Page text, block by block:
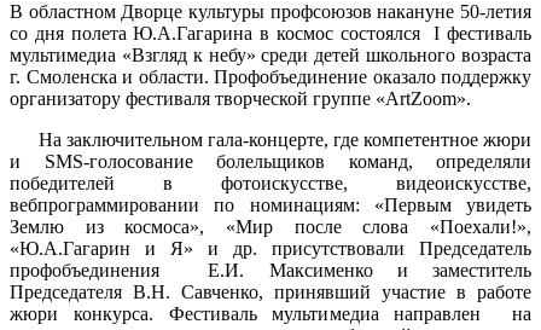
В областном Дворце культуры профсоюзов накануне 50-летия
со дня полета Ю.А.Гагарина в космос состоялся I фестиваль
мультимедиа «Взгляд к небу» среди детей школьного возраста
г. Смоленска и области. Профобъединение оказало поддержку
организатору фестиваля творческой группе «ArtZoom».
На заключительном гала-концерте, где компетентное жюри
и SMS-голосование болельщиков команд, определяли
победителей в фотоискусстве, видеоискусстве,
вебпрограммировании по номинациям: «Первым увидеть
Землю из космоса», «Мир после слова «Поехали!»,
«Ю.А.Гагарин и Я» и др. присутствовали Председатель
профобъединения Е.И. Максименко и заместитель
Председателя В.Н. Савченко, принявший участие в работе
жюри конкурса. Фестиваль мультимедиа направлен на